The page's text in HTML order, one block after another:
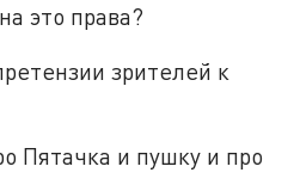
это права?
зрителей к
Пятачка и пушку и про